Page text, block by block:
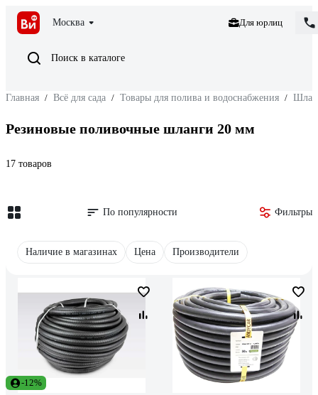
Москва Для юрлиц
Поиск в каталоге
Главная / Всё для сада / Товары для полива и водоснабжения /
Резиновые поливочные шланги 20 мм
17 товаров
По популярности Фильтры
Наличие в магазинах Цена Производители
-12%